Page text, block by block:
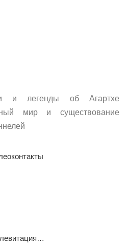
и легенды об Агартхе
мир и существование